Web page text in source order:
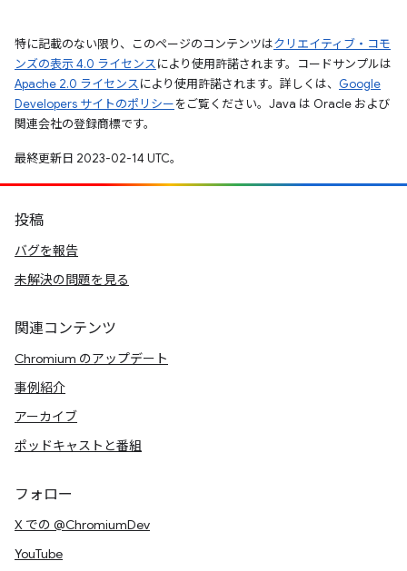
特に記載のない限り、このページのコンテンツはクリエイティブ・コモ
ンズの表示 4.0 ライセンスにより使用許諾されます。コードサンプルは
Apache 2.0 ライセンスにより使用許諾されます。詳しくは、 Google
Developers サイトのポリシーをご覧ください。Java は Oracle および
関連会社の登録商標です。
最終更新日 2023-02-14 UTC。
投稿
バグを報告
未解決の問題を見る
関連コンテンツ
Chromium のアップデート
事例紹介
アーカイブ
ポッドキャストと番組
フォロー
X での @ChromiumDev
YouTube